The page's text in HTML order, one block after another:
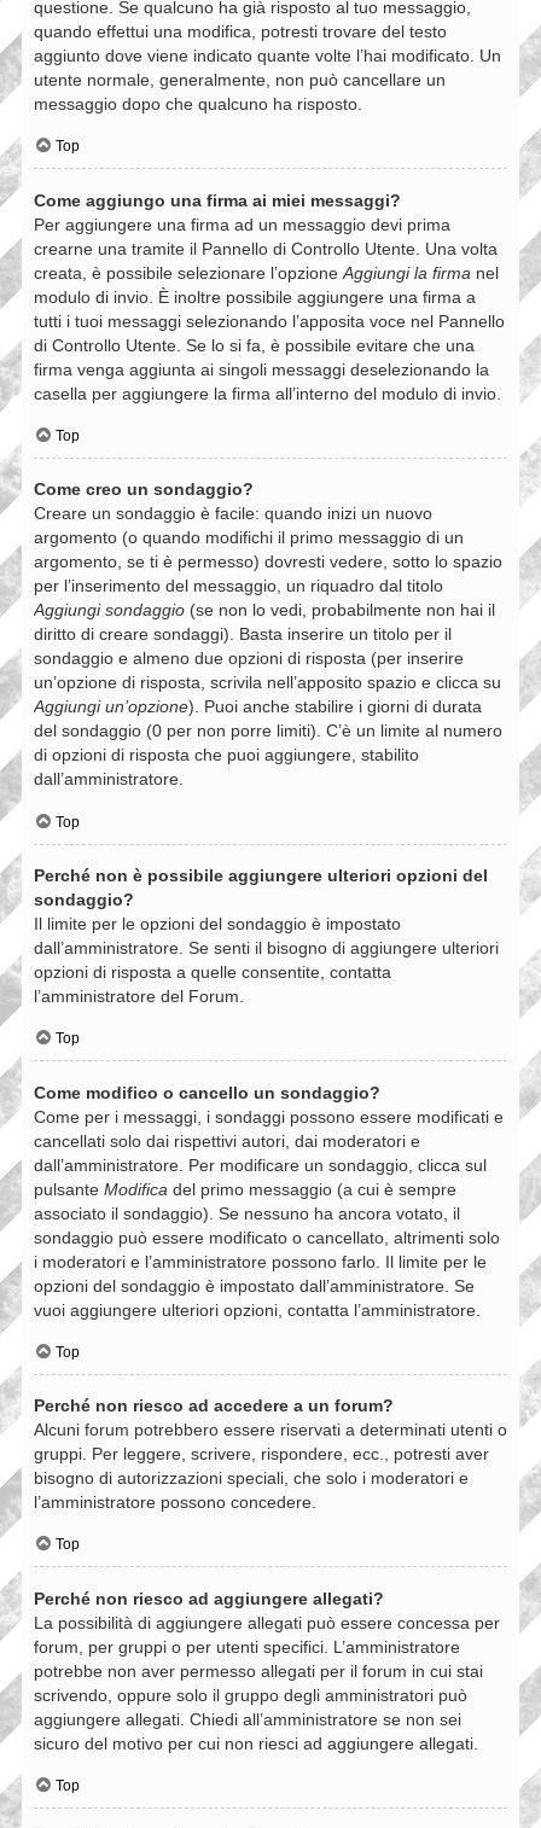
questione. Se qualcuno ha già risposto al tuo messaggio,
quando effettui una modifica, potresti trovare del testo
aggiunto dove viene indicato quante volte l’hai modificato. Un
utente normale, generalmente, non può cancellare un
messaggio dopo che qualcuno ha risposto.
Top
Come aggiungo una firma ai miei messaggi?
Per aggiungere una firma ad un messaggio devi prima
crearne una tramite il Pannello di Controllo Utente. Una volta
creata, è possibile selezionare l’opzione Aggiungi la firma nel
modulo di invio. È inoltre possibile aggiungere una firma a
tutti i tuoi messaggi selezionando l’apposita voce nel Pannello
di Controllo Utente. Se lo si fa, è possibile evitare che una
firma venga aggiunta ai singoli messaggi deselezionando la
casella per aggiungere la firma all’interno del modulo di invio.
Top
Come creo un sondaggio?
Creare un sondaggio è facile: quando inizi un nuovo
argomento (o quando modifichi il primo messaggio di un
argomento, se ti è permesso) dovresti vedere, sotto lo spazio
per l’inserimento del messaggio, un riquadro dal titolo
Aggiungi sondaggio (se non lo vedi, probabilmente non hai il
diritto di creare sondaggi). Basta inserire un titolo per il
sondaggio e almeno due opzioni di risposta (per inserire
un’opzione di risposta, scrivila nell’apposito spazio e clicca su
Aggiungi un’opzione). Puoi anche stabilire i giorni di durata
del sondaggio (0 per non porre limiti). C’è un limite al numero
di opzioni di risposta che puoi aggiungere, stabilito
dall’amministratore.
Top
Perché non è possibile aggiungere ulteriori opzioni del
sondaggio?
Il limite per le opzioni del sondaggio è impostato
dall’amministratore. Se senti il bisogno di aggiungere ulteriori
opzioni di risposta a quelle consentite, contatta
l’amministratore del Forum.
Top
Come modifico o cancello un sondaggio?
Come per i messaggi, i sondaggi possono essere modificati e
cancellati solo dai rispettivi autori, dai moderatori e
dall’amministratore. Per modificare un sondaggio, clicca sul
pulsante Modifica del primo messaggio (a cui è sempre
associato il sondaggio). Se nessuno ha ancora votato, il
sondaggio può essere modificato o cancellato, altrimenti solo
i moderatori e l’amministratore possono farlo. Il limite per le
opzioni del sondaggio è impostato dall’amministratore. Se
vuoi aggiungere ulteriori opzioni, contatta l’amministratore.
Top
Perché non riesco ad accedere a un forum?
Alcuni forum potrebbero essere riservati a determinati utenti o
gruppi. Per leggere, scrivere, rispondere, ecc., potresti aver
bisogno di autorizzazioni speciali, che solo i moderatori e
l’amministratore possono concedere.
Top
Perché non riesco ad aggiungere allegati?
La possibilità di aggiungere allegati può essere concessa per
forum, per gruppi o per utenti specifici. L’amministratore
potrebbe non aver permesso allegati per il forum in cui stai
scrivendo, oppure solo il gruppo degli amministratori può
aggiungere allegati. Chiedi all’amministratore se non sei
sicuro del motivo per cui non riesci ad aggiungere allegati.
Top